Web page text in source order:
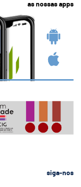
as nossas apps
siga-nos